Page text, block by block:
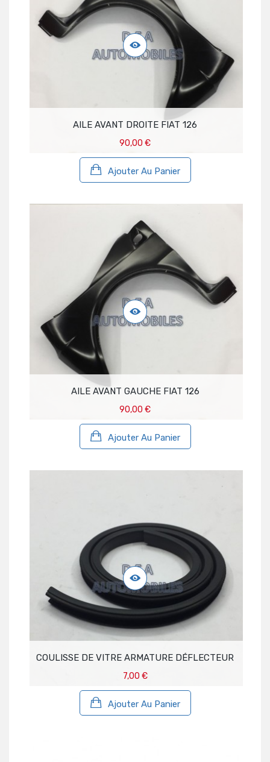
AILE AVANT DROITE FIAT 126
90,00 €
Ajouter Au Panier
AILE AVANT GAUCHE FIAT 126
90,00 €
Ajouter Au Panier
COULISSE DE VITRE ARMATURE DÉFLECTEUR
7,00 €
Ajouter Au Panier